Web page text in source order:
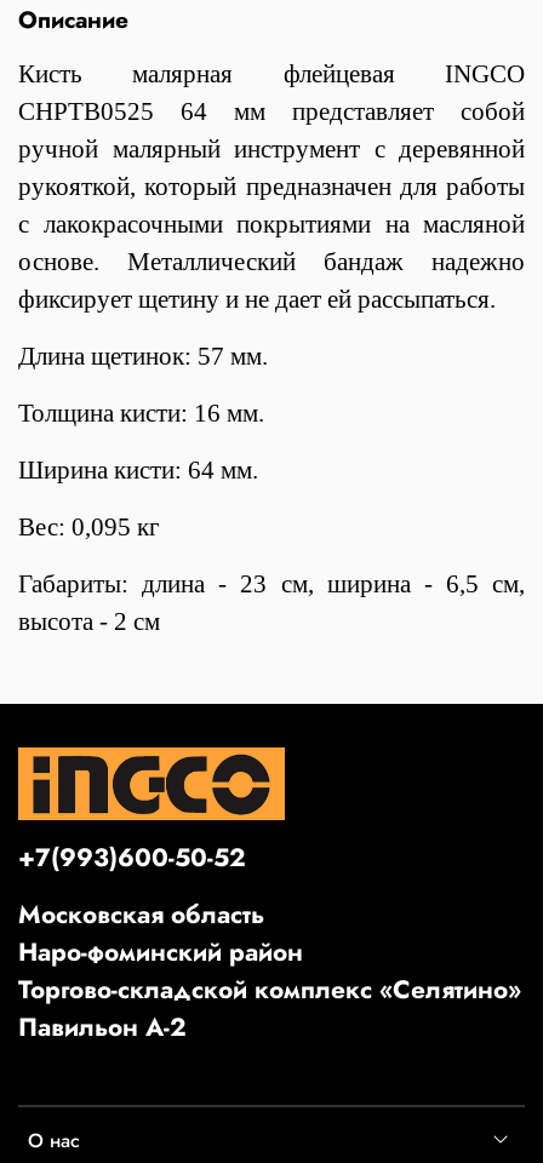
Описание
Кисть малярная флейцевая INGCO
CHPTB0525 64 мм представляет собой
ручной малярный инструмент с деревянной
рукояткой, который предназначен для работы
с лакокрасочными покрытиями на масляной
основе. Металлический бандаж надежно
фиксирует щетину и не дает ей рассыпаться.
Длина щетинок: 57 мм.
Толщина кисти: 16 мм.
Ширина кисти: 64 мм.
Вес: 0,095 кг
Габариты: длина - 23 см, ширина - 6,5 см,
высота - 2 см
О нас
+7(993)600-50-52
Московская область
Наро-фоминский район
Торгово-складской комплекс «Селятино»
Павильон А-2